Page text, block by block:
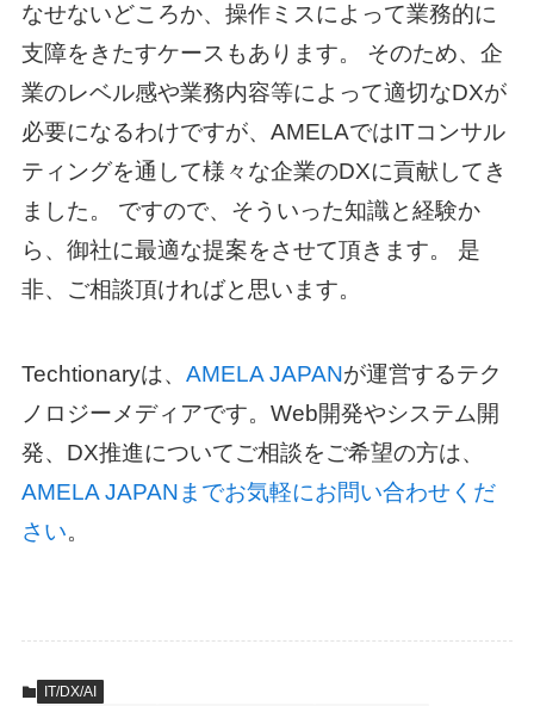
なせないどころか、操作ミスによって業務的に
支障をきたすケースもあります。 そのため、企
業のレベル感や業務内容等によって適切なDXが
必要になるわけですが、AMELAではITコンサル
ティングを通して様々な企業のDXに貢献してき
ました。 ですので、そういった知識と経験か
ら、御社に最適な提案をさせて頂きます。 是
非、ご相談頂ければと思います。
Techtionaryは、 AMELA JAPANが運営するテク
ノロジーメディアです。Web開発やシステム開
発、DX推進についてご相談をご希望の方は、
AMELA JAPANまでお気軽にお問い合わせくだ
さい。
IT/DX/AI